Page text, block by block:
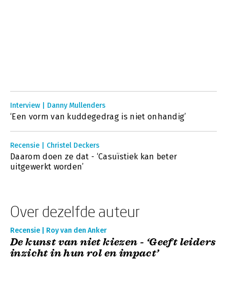
Interview | Danny Mullenders
‘Een vorm van kuddegedrag is niet onhandig’
Recensie | Christel Deckers
Daarom doen ze dat - ‘Casuïstiek kan beter
uitgewerkt worden’
Over dezelfde auteur
Recensie | Roy van den Anker
De kunst van niet kiezen - ‘Geeft leiders
inzicht in hun rol en impact’